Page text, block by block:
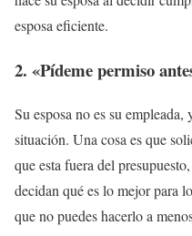
esposa eficiente.
2. «Pídeme permiso
Su esposa no es su empleada,
situación. Una cosa es que
que esta fuera del
decidan qué es lo mejor para
que no puedes hacerlo a